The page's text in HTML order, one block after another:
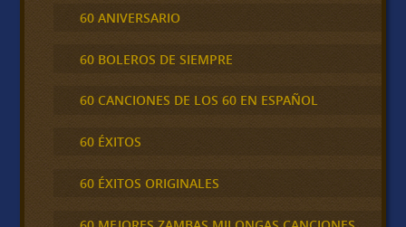
60 ANIVERSARIO
60 BOLEROS DE SIEMPRE
60 CANCIONES DE LOS 60 EN ESPAÑOL
60 ÉXITOS
60 ÉXITOS ORIGINALES